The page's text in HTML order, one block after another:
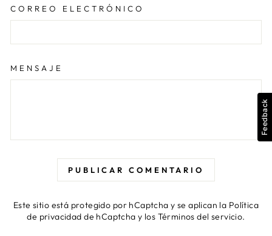
CORREO ELECTRÓNICO
MENSAJE
PUBLICAR COMENTARIO
Este sitio está protegido por hCaptcha y se aplican la Política
de privacidad de hCaptchay los Términos del servicio.
Feedback